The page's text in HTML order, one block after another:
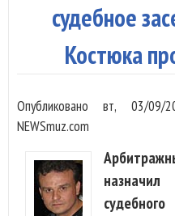
судебное
Костюка
Опубликовановт, 03/09/
NEWSmuz.com